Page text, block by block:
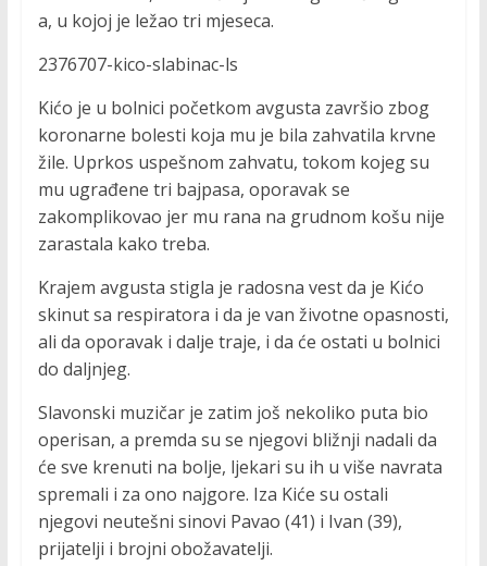
a, u kojoj je ležao tri mjeseca.
2376707-kico-slabinac-ls
Kićo je u bolnici početkom avgusta završio zbog
koronarne bolesti koja mu je bila zahvatila krvne
žile. Uprkos uspešnom zahvatu, tokom kojeg su
mu ugrađene tri bajpasa, oporavak se
zakomplikovao jer mu rana na grudnom košu nije
zarastala kako treba.
Krajem avgusta stigla je radosna vest da je Kićo
skinut sa respiratora i da je van životne opasnosti,
ali da oporavak i dalje traje, i da će ostati u bolnici
do daljnjeg.
Slavonski muzičar je zatim još nekoliko puta bio
operisan, a premda su se njegovi bližnji nadali da
će sve krenuti na bolje, ljekari su ih u više navrata
spremali i za ono najgore. Iza Kiće su ostali
njegovi neutešni sinovi Pavao (41) i Ivan (39),
prijatelji i brojni obožavatelji.